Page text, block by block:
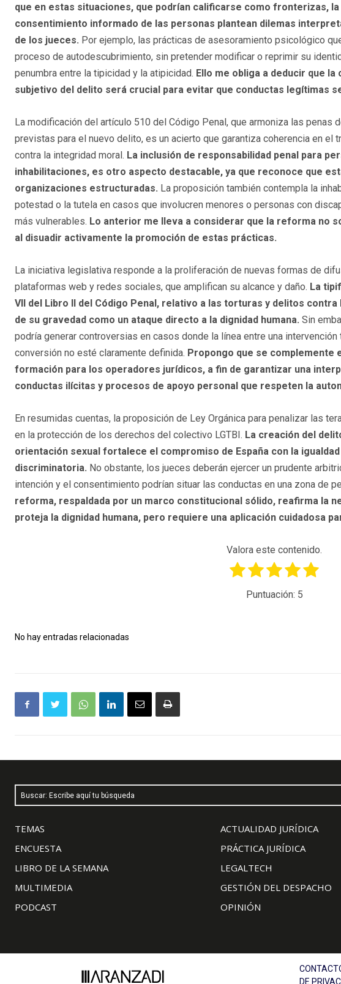
que en estas situaciones, que podrían calificarse como fronterizas,
consentimiento informado de las personas plantean dilemas
de los jueces. Por ejemplo, las prácticas de asesoramiento psicológico
proceso de autodescubrimiento, sin pretender modificar o reprimir su
penumbra entre la tipicidad y la atipicidad. Ello me obliga a deducir que
subjetivo del delito será crucial para evitar que conductas legítimas
La modificación del artículo 510 del Código Penal, que armoniza las penas
previstas para el nuevo delito, es un acierto que garantiza coherencia en el
contra la integridad moral. La inclusión de responsabilidad penal para
inhabilitaciones, es otro aspecto destacable, ya que reconoce que
organizaciones estructuradas. La proposición también contempla la
potestad o la tutela en casos que involucren menores o personas con
más vulnerables. Lo anterior me lleva a considerar que la reforma no
al disuadir activamente la promoción de estas prácticas.
La iniciativa legislativa responde a la proliferación de nuevas formas de
plataformas web y redes sociales, que amplifican su alcance y daño. La
VII del Libro II del Código Penal, relativo a las torturas y delitos
de su gravedad como un ataque directo a la dignidad humana. Sin
podría generar controversias en casos donde la línea entre una
conversión no esté claramente definida. Propongo que se
formación para los operadores jurídicos, a fin de garantizar una
conductas ilícitas y procesos de apoyo personal que respeten la
En resumidas cuentas, la proposición de Ley Orgánica para penalizar las
en la protección de los derechos del colectivo LGTBI. La creación del
orientación sexual fortalece el compromiso de España con la
discriminatoria. No obstante, los jueces deberán ejercer un prudente
intención y el consentimiento podrían situar las conductas en una zona de
reforma, respaldada por un marco constitucional sólido, reafirma la
proteja la dignidad humana, pero requiere una aplicación cuidadosa
Valora este contenido.
Puntuación: 5
No hay entradas relacionadas
Buscar: Escribe aquí tu búsqueda
TEMAS
ENCUESTA
LIBRO DE LA SEMANA
MULTIMEDIA
PODCAST
ACTUALIDAD JURÍDICA
PRÁCTICA JURÍDICA
LEGALTECH
GESTIÓN DEL DESPACHO
OPINIÓN
DE